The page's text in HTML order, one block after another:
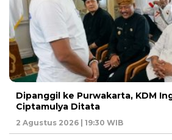
Dipanggil ke Purwakarta, KDM
Ciptamulya Ditata
2 Agustus 2026 | 19:30 WIB